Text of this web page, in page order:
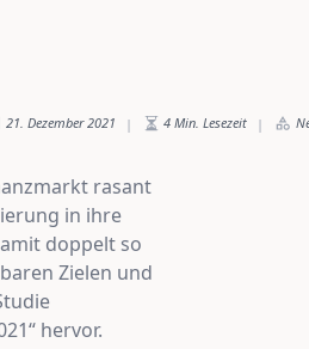
21. Dezember 2021 | 4 Min. Lesezeit |
rasant
in ihre
doppelt so
Zielen und
hervor.